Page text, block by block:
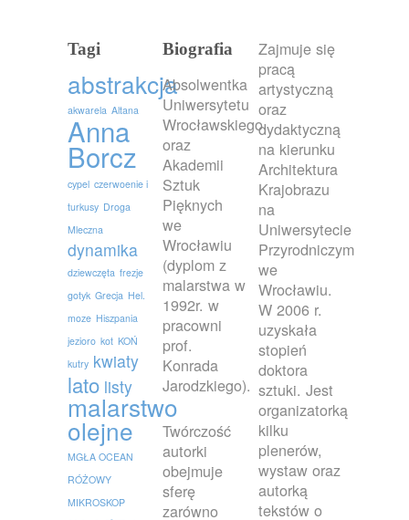
Tagi
abstrakcja
akwarela Altana
Anna
Borcz
cypel czerwoenie i
turkusy Droga
Mleczna
dynamika
dziewczęta frezje
gotyk Grecja Hel.
moze Hiszpania
jezioro kot KOŃ
kutry kwiaty
lato listy
malarstwo
olejne
MGŁA OCEAN
RÓŻOWY
MIKROSKOP
Biografia
Absolwentka
Uniwersytetu
Wrocławskiego
oraz
Akademii
Sztuk
Pięknych
we
Wrocławiu
(dyplom z
malarstwa w
1992r. w
pracowni
prof.
Konrada
Jarodzkiego).
Twórczość
autorki
obejmuje
sferę
zarówno
Zajmuje się
pracą
artystyczną
oraz
dydaktyczną
na kierunku
Architektura
Krajobrazu
na
Uniwersytecie
Przyrodniczym
we
Wrocławiu.
W 2006 r.
uzyskała
stopień
doktora
sztuki. Jest
organizatorką
kilku
plenerów,
wystaw oraz
autorką
tekstów o